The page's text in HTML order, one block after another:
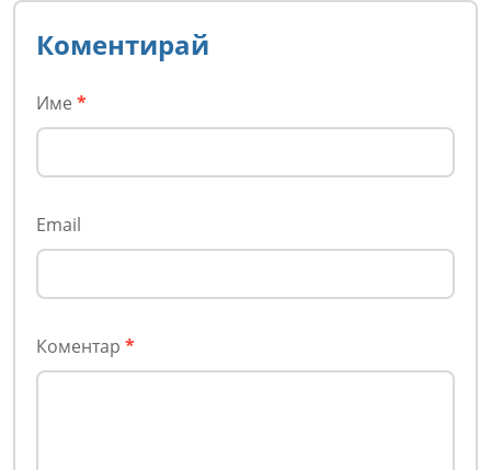
Коментирай
Име *
Email
Коментар *